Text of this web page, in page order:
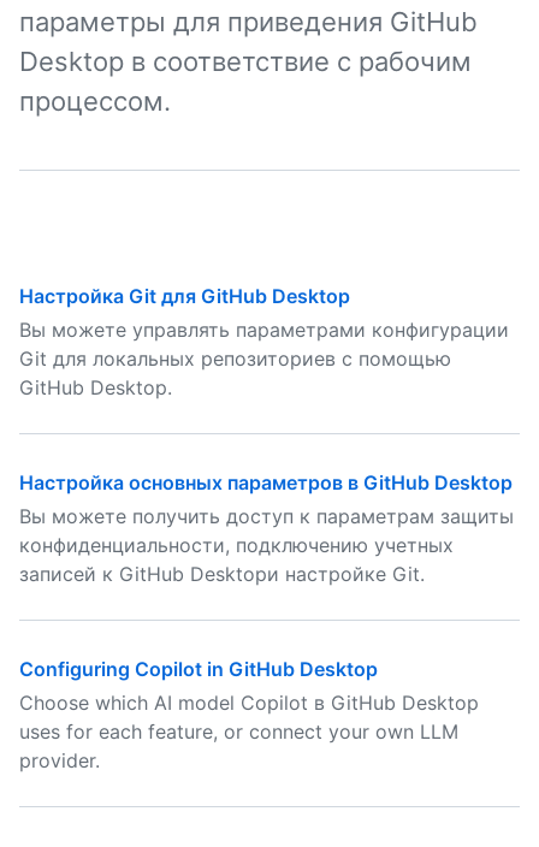
параметры для приведения GitHub
Desktop в соответствие с рабочим
процессом.
Настройка Git для GitHub Desktop
Вы можете управлять параметрами конфигурации
Git для локальных репозиториев с помощью
GitHub Desktop.
Настройка основных параметров в GitHub Desktop
Вы можете получить доступ к параметрам защиты
конфиденциальности, подключению учетных
записей к GitHub Desktopи настройке Git.
Configuring Copilot in GitHub Desktop
Choose which AI model Copilot в GitHub Desktop
uses for each feature, or connect your own LLM
provider.